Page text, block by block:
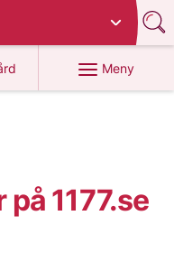
Meny
1177.se